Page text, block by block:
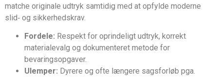
matche originale udtryk samtidig med at opfylde moderne
slid‑ og sikkerhedskrav.
Fordele: Respekt for oprindeligt udtryk, korrekt
materialevalg og dokumenteret metode for
bevaringsopgaver.
Ulemper: Dyrere og ofte længere sagsforløb pga.